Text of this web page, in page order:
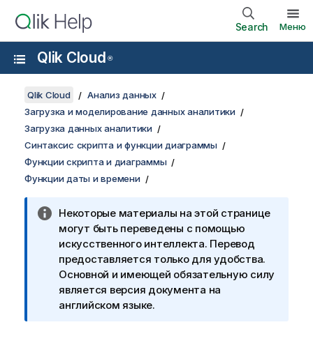
Search Меню
Qlik Cloud ®
Qlik Cloud
Анализ данных
Загрузка и моделирование данных аналитики
Загрузка данных аналитики
Синтаксис скрипта и функции диаграммы
Функции скрипта и диаграммы
Функции даты и времени
Некоторые материалы на этой странице
могут быть переведены с помощью
искусственного интеллекта. Перевод
предоставляется только для удобства.
Основной и имеющей обязательную силу
является версия документа на
английском языке.